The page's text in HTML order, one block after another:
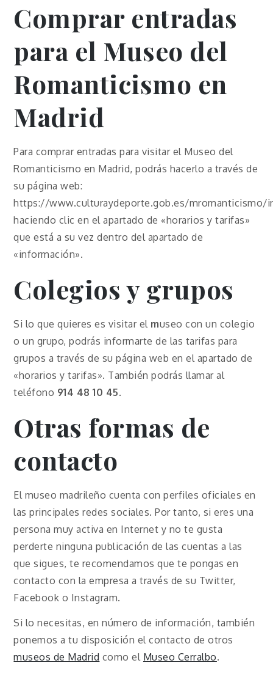
Comprar entradas
para el Museo del
Romanticismo en
Madrid
Para comprar entradas para visitar el Museo del
Romanticismo en Madrid, podrás hacerlo a través de
su página web:
https://www.culturaydeporte.gob.es/mromanticismo/
haciendo clic en el apartado de «horarios y tarifas»
que está a su vez dentro del apartado de
«información».
Colegios y grupos
Si lo que quieres es visitar el museo con un colegio
o un grupo, podrás informarte de las tarifas para
grupos a través de su página web en el apartado de
«horarios y tarifas». También podrás llamar al
teléfono 914 48 10 45.
Otras formas de
contacto
El museo madrileño cuenta con perfiles oficiales en
las principales redes sociales. Por tanto, si eres una
persona muy activa en Internet y no te gusta
perderte ninguna publicación de las cuentas a las
que sigues, te recomendamos que te pongas en
contacto con la empresa a través de su Twitter,
Facebook o Instagram.
Si lo necesitas, en número de información, también
ponemos a tu disposición el contacto de otros
museos de Madrid como el Museo Cerralbo.